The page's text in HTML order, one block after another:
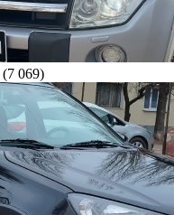
(7 069)